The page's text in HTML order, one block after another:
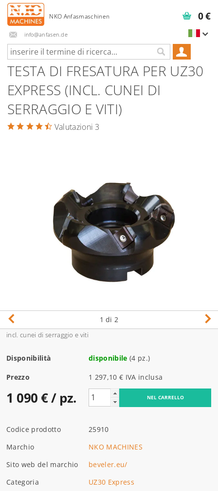
info@anfasen.de
0 €
TESTA DI FRESATURA PER UZ30
EXPRESS (INCL. CUNEI DI
SERRAGGIO E VITI)
Valutazioni 3
1 di 2
incl. cunei di serraggio e viti
Disponibilità disponibile (4 pz.)
Prezzo 1 297,10 € IVA inclusa
1 090 €/ pz.
Codice prodotto
25910
Marchio
NKO MACHINES
Sito web del marchio
beveler.eu/
Categoria
UZ30 Express